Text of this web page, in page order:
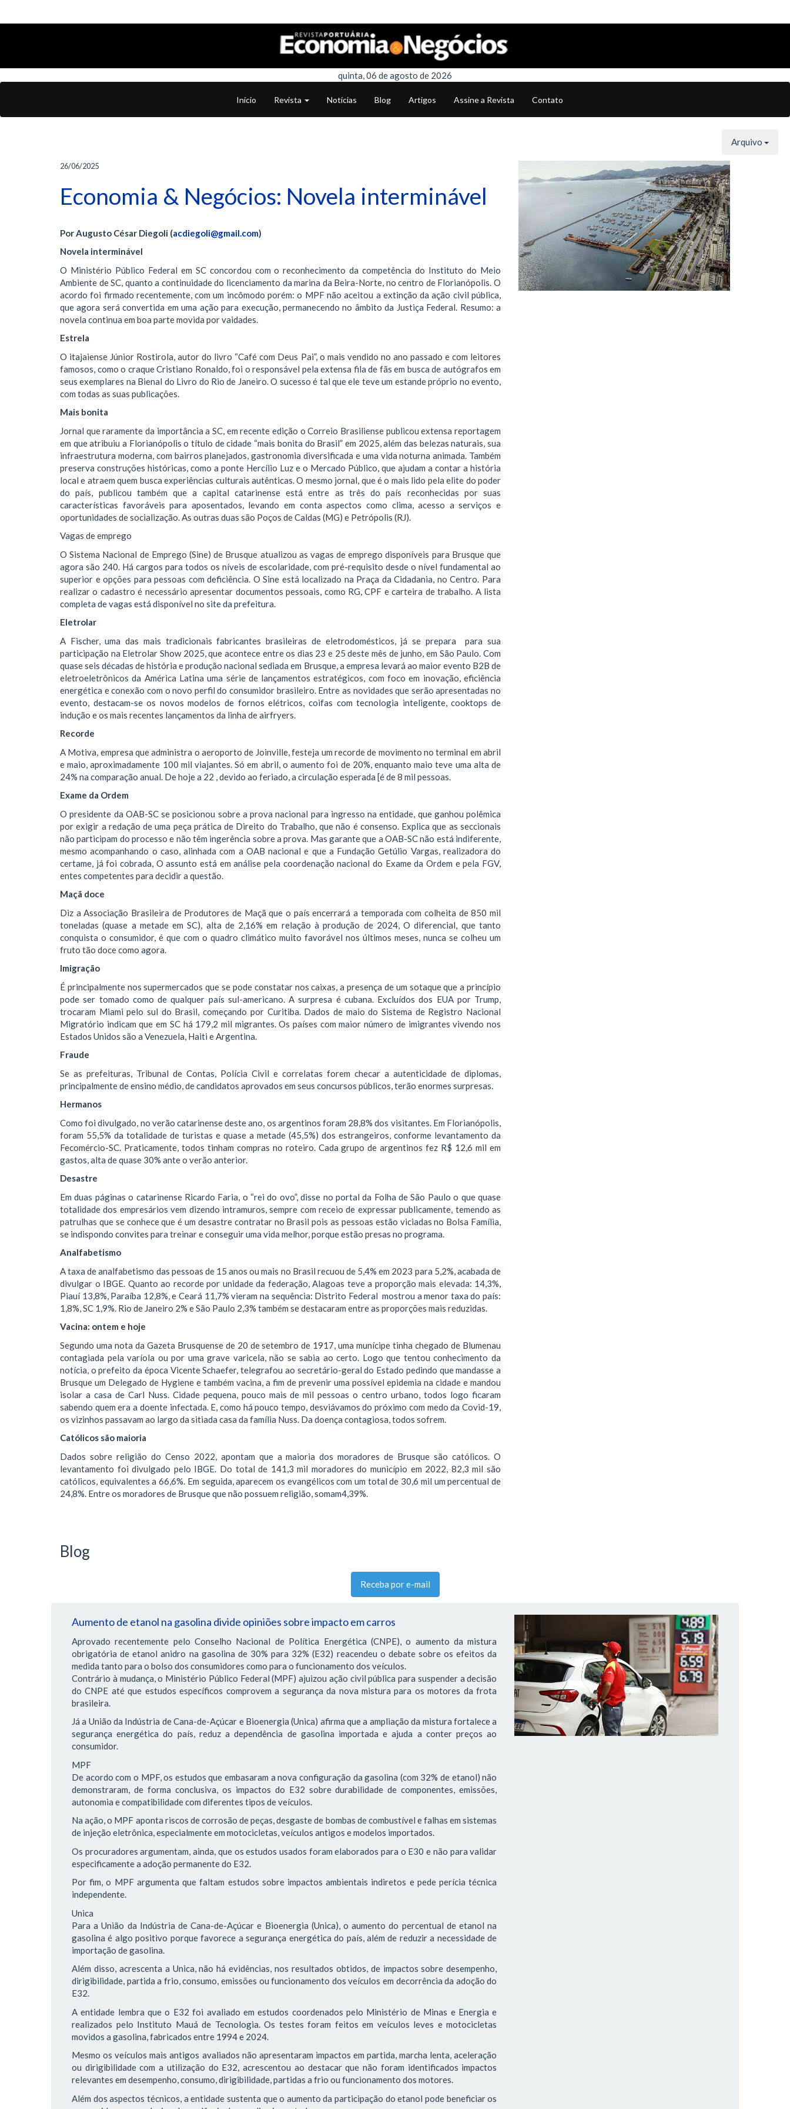
quinta, 06 de agosto de 2026
Início Revista Notícias Blog Artigos Assine a Revista Contato
Arquivo
26/06/2025
Economia & Negócios: Novela interminável
Por Augusto César Diegoli (acdiegoli@gmail.com)
Novela interminável
O Ministério Público Federal em SC concordou com o reconhecimento da competência do Instituto do Meio
Ambiente de SC, quanto a continuidade do licenciamento da marina da Beira-Norte, no centro de Florianópolis. O
acordo foi firmado recentemente, com um incômodo porém: o MPF não aceitou a extinção da ação civil pública,
que agora será convertida em uma ação para execução, permanecendo no âmbito da Justiça Federal. Resumo: a
novela continua em boa parte movida por vaidades.
Estrela
O itajaiense Júnior Rostirola, autor do livro “Café com Deus Pai”, o mais vendido no ano passado e com leitores
famosos, como o craque Cristiano Ronaldo, foi o responsável pela extensa fila de fãs em busca de autógrafos em
seus exemplares na Bienal do Livro do Rio de Janeiro. O sucesso é tal que ele teve um estande próprio no evento,
com todas as suas publicações.
Mais bonita
Jornal que raramente da importância a SC, em recente edição o Correio Brasiliense publicou extensa reportagem
em que atribuiu a Florianópolis o título de cidade “mais bonita do Brasil” em 2025, além das belezas naturais, sua
infraestrutura moderna, com bairros planejados, gastronomia diversificada e uma vida noturna animada. Também
preserva construções históricas, como a ponte Hercílio Luz e o Mercado Público, que ajudam a contar a história
local e atraem quem busca experiências culturais autênticas. O mesmo jornal, que é o mais lido pela elite do poder
do país, publicou também que a capital catarinense está entre as três do país reconhecidas por suas
características favoráveis para aposentados, levando em conta aspectos como clima, acesso a serviços e
oportunidades de socialização. As outras duas são Poços de Caldas (MG) e Petrópolis (RJ).
Vagas de emprego
O Sistema Nacional de Emprego (Sine) de Brusque atualizou as vagas de emprego disponíveis para Brusque que
agora são 240. Há cargos para todos os níveis de escolaridade, com pré-requisito desde o nível fundamental ao
superior e opções para pessoas com deficiência. O Sine está localizado na Praça da Cidadania, no Centro. Para
realizar o cadastro é necessário apresentar documentos pessoais, como RG, CPF e carteira de trabalho. A lista
completa de vagas está disponível no site da prefeitura.
Eletrolar
A Fischer, uma das mais tradicionais fabricantes brasileiras de eletrodomésticos, já se prepara para sua
participação na Eletrolar Show 2025, que acontece entre os dias 23 e 25 deste mês de junho, em São Paulo. Com
quase seis décadas de história e produção nacional sediada em Brusque, a empresa levará ao maior evento B2B de
eletroeletrônicos da América Latina uma série de lançamentos estratégicos, com foco em inovação, eficiência
energética e conexão com o novo perfil do consumidor brasileiro. Entre as novidades que serão apresentadas no
evento, destacam-se os novos modelos de fornos elétricos, coifas com tecnologia inteligente, cooktops de
indução e os mais recentes lançamentos da linha de airfryers.
Recorde
A Motiva, empresa que administra o aeroporto de Joinville, festeja um recorde de movimento no terminal em abril
e maio, aproximadamente 100 mil viajantes. Só em abril, o aumento foi de 20%, enquanto maio teve uma alta de
24% na comparação anual. De hoje a 22 , devido ao feriado, a circulação esperada [é de 8 mil pessoas.
Exame da Ordem
O presidente da OAB-SC se posicionou sobre a prova nacional para ingresso na entidade, que ganhou polêmica
por exigir a redação de uma peça prática de Direito do Trabalho, que não é consenso. Explica que as seccionais
não participam do processo e não têm ingerência sobre a prova. Mas garante que a OAB-SC não está indiferente,
mesmo acompanhando o caso, alinhada com a OAB nacional e que a Fundação Getúlio Vargas, realizadora do
certame, já foi cobrada, O assunto está em análise pela coordenação nacional do Exame da Ordem e pela FGV,
entes competentes para decidir a questão.
Maçã doce
Diz a Associação Brasileira de Produtores de Maçã que o país encerrará a temporada com colheita de 850 mil
toneladas (quase a metade em SC), alta de 2,16% em relação à produção de 2024, O diferencial, que tanto
conquista o consumidor, é que com o quadro climático muito favorável nos últimos meses, nunca se colheu um
fruto tão doce como agora.
Imigração
É principalmente nos supermercados que se pode constatar nos caixas, a presença de um sotaque que a princípio
pode ser tomado como de qualquer país sul-americano. A surpresa é cubana. Excluídos dos EUA por Trump,
trocaram Miami pelo sul do Brasil, começando por Curitiba. Dados de maio do Sistema de Registro Nacional
Migratório indicam que em SC há 179,2 mil migrantes. Os países com maior número de imigrantes vivendo nos
Estados Unidos são a Venezuela, Haiti e Argentina.
Fraude
Se as prefeituras, Tribunal de Contas, Polícia Civil e correlatas forem checar a autenticidade de diplomas,
principalmente de ensino médio, de candidatos aprovados em seus concursos públicos, terão enormes surpresas.
Hermanos
Como foi divulgado, no verão catarinense deste ano, os argentinos foram 28,8% dos visitantes. Em Florianópolis,
foram 55,5% da totalidade de turistas e quase a metade (45,5%) dos estrangeiros, conforme levantamento da
Fecomércio-SC. Praticamente, todos tinham compras no roteiro. Cada grupo de argentinos fez R$ 12,6 mil em
gastos, alta de quase 30% ante o verão anterior.
Desastre
Em duas páginas o catarinense Ricardo Faria, o “rei do ovo”, disse no portal da Folha de São Paulo o que quase
totalidade dos empresários vem dizendo intramuros, sempre com receio de expressar publicamente, temendo as
patrulhas que se conhece que é um desastre contratar no Brasil pois as pessoas estão viciadas no Bolsa Família,
se indispondo convites para treinar e conseguir uma vida melhor, porque estão presas no programa.
Analfabetismo
A taxa de analfabetismo das pessoas de 15 anos ou mais no Brasil recuou de 5,4% em 2023 para 5,2%, acabada de
divulgar o IBGE. Quanto ao recorde por unidade da federação, Alagoas teve a proporção mais elevada: 14,3%,
Piauí 13,8%, Paraíba 12,8%, e Ceará 11,7% vieram na sequência: Distrito Federal mostrou a menor taxa do país:
1,8%, SC 1,9%. Rio de Janeiro 2% e São Paulo 2,3% também se destacaram entre as proporções mais reduzidas.
Vacina: ontem e hoje
Segundo uma nota da Gazeta Brusquense de 20 de setembro de 1917, uma munícipe tinha chegado de Blumenau
contagiada pela varíola ou por uma grave varicela, não se sabia ao certo. Logo que tentou conhecimento da
notícia, o prefeito da época Vicente Schaefer, telegrafou ao secretário-geral do Estado pedindo que mandasse a
Brusque um Delegado de Hygiene e também vacina, a fim de prevenir uma possível epidemia na cidade e mandou
isolar a casa de Carl Nuss. Cidade pequena, pouco mais de mil pessoas o centro urbano, todos logo ficaram
sabendo quem era a doente infectada. E, como há pouco tempo, desviávamos do próximo com medo da Covid-19,
os vizinhos passavam ao largo da sitiada casa da família Nuss. Da doença contagiosa, todos sofrem.
Católicos são maioria
Dados sobre religião do Censo 2022, apontam que a maioria dos moradores de Brusque são católicos. O
levantamento foi divulgado pelo IBGE. Do total de 141,3 mil moradores do município em 2022, 82,3 mil são
católicos, equivalentes a 66,6%. Em seguida, aparecem os evangélicos com um total de 30,6 mil um percentual de
24,8%. Entre os moradores de Brusque que não possuem religião, somam4,39%.
Blog
Receba por e-mail
Aumento de etanol na gasolina divide opiniões sobre impacto em carros
Aprovado recentemente pelo Conselho Nacional de Política Energética (CNPE), o aumento da mistura
obrigatória de etanol anidro na gasolina de 30% para 32% (E32) reacendeu o debate sobre os efeitos da
medida tanto para o bolso dos consumidores como para o funcionamento dos veículos.
Contrário à mudança, o Ministério Público Federal (MPF) ajuizou ação civil pública para suspender a decisão
do CNPE até que estudos específicos comprovem a segurança da nova mistura para os motores da frota
brasileira.
Já a União da Indústria de Cana-de-Açúcar e Bioenergia (Unica) afirma que a ampliação da mistura fortalece a
segurança energética do país, reduz a dependência de gasolina importada e ajuda a conter preços ao
consumidor.
MPF
De acordo com o MPF, os estudos que embasaram a nova configuração da gasolina (com 32% de etanol) não
demonstraram, de forma conclusiva, os impactos do E32 sobre durabilidade de componentes, emissões,
autonomia e compatibilidade com diferentes tipos de veículos.
Na ação, o MPF aponta riscos de corrosão de peças, desgaste de bombas de combustível e falhas em sistemas
de injeção eletrônica, especialmente em motocicletas, veículos antigos e modelos importados.
Os procuradores argumentam, ainda, que os estudos usados foram elaborados para o E30 e não para validar
especificamente a adoção permanente do E32.
Por fim, o MPF argumenta que faltam estudos sobre impactos ambientais indiretos e pede perícia técnica
independente.
Unica
Para a União da Indústria de Cana-de-Açúcar e Bioenergia (Unica), o aumento do percentual de etanol na
gasolina é algo positivo porque favorece a segurança energética do país, além de reduzir a necessidade de
importação de gasolina.
Além disso, acrescenta a Unica, não há evidências, nos resultados obtidos, de impactos sobre desempenho,
dirigibilidade, partida a frio, consumo, emissões ou funcionamento dos veículos em decorrência da adoção do
E32.
A entidade lembra que o E32 foi avaliado em estudos coordenados pelo Ministério de Minas e Energia e
realizados pelo Instituto Mauá de Tecnologia. Os testes foram feitos em veículos leves e motocicletas
movidos a gasolina, fabricados entre 1994 e 2024.
Mesmo os veículos mais antigos avaliados não apresentaram impactos em partida, marcha lenta, aceleração
ou dirigibilidade com a utilização do E32, acrescentou ao destacar que não foram identificados impactos
relevantes em desempenho, consumo, dirigibilidade, partidas a frio ou funcionamento dos motores.
Além dos aspectos técnicos, a entidade sustenta que o aumento da participação do etanol pode beneficiar os